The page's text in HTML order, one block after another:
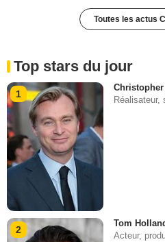
Toutes les actus
Top stars du jour
1
Réalisateur,
2
Tom
Acteur,